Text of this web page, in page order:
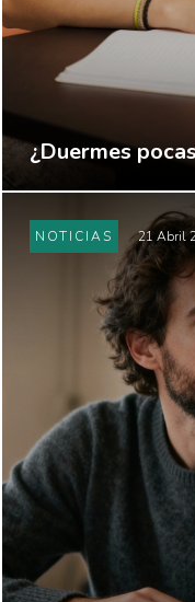
¿Duermes
NOTICIAS 21 Abril